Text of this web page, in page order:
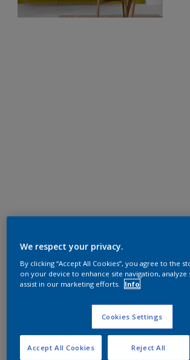
We respect your privacy.
By clicking “Accept All Cookies”, you agree to the
on your device to enhance site navigation, analyze
assist in our marketing efforts.
Info
Cookies Settings
Reject All
Accept All Cookies